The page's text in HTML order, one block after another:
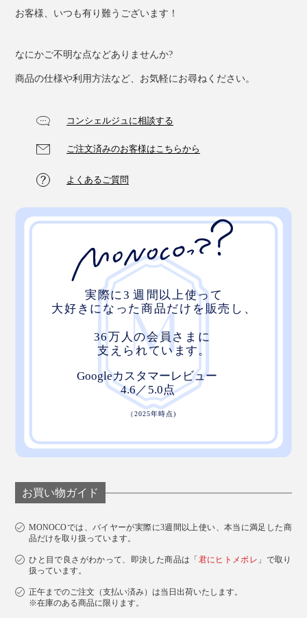
写真は、「 サラリフィット／ネイビー」の上に「サラリT／ライトイエロー」を重
お客様、いつも有り難うございます！
なにかご不明な点などありませんか?
商品の仕様や利用方法など、お気軽にお尋ねください。
コンシェルジュに相談する
ご注文済みのお客様はこちらから
よくあるご質問
お買い物ガイド
MONOCOでは、バイヤーが実際に3週間以上使い、本当に満足した商
品だけを取り扱っています。
ひと目で良さがわかって、即決した商品は「 君にヒトメボレ 」で取り
扱っています。
正午までのご注文（支払い済み）は当日出荷いたします。
※在庫のある商品に限ります。